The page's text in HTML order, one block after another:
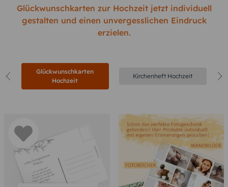
Glückwunschkarten zur Hochzeit jetzt individuell
gestalten und einen unvergesslichen Eindruck
erzielen.
Glückwunschkarten
Hochzeit
Kirchenheft Hochzeit